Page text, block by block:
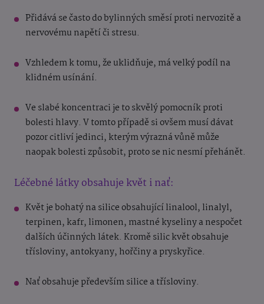
Přidává se často do bylinných směsí proti nervozitě a
nervovému napětí či stresu.
Vzhledem k tomu, že uklidňuje, má velký podíl na
klidném usínání.
Ve slabé koncentraci je to skvělý pomocník proti
bolesti hlavy. V tomto případě si ovšem musí dávat
pozor citliví jedinci, kterým výrazná vůně může
naopak bolesti způsobit, proto se nic nesmí přehánět.
Léčebné látky obsahuje květ i nať:
Květ je bohatý na silice obsahující linalool, linalyl,
terpinen, kafr, limonen, mastné kyseliny a nespočet
dalších účinných látek. Kromě silic květ obsahuje
třísloviny, antokyany, hořčiny a pryskyřice.
Nať obsahuje především silice a třísloviny.